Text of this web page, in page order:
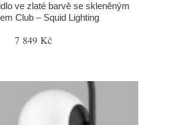
ve zlaté barvě se skleněným
Club – Squid Lighting
7 849 Kč